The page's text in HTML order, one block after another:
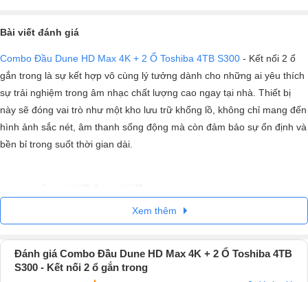
Bài viết đánh giá
Combo Đầu Dune HD Max 4K + 2 Ổ Toshiba 4TB S300 - Kết nối 2 ổ
gắn trong là sự kết hợp vô cùng lý tưởng dành cho những ai yêu thích
sự trải nghiệm trong âm nhạc chất lượng cao ngay tại nhà. Thiết bị
này sẽ đóng vai trò như một kho lưu trữ khổng lồ, không chỉ mang đến
hình ảnh sắc nét, âm thanh sống động mà còn đảm bảo sự ổn định và
bền bỉ trong suốt thời gian dài.
Xem thêm
Đánh giá Combo Đầu Dune HD Max 4K + 2 Ổ Toshiba 4TB
S300 - Kết nối 2 ổ gắn trong